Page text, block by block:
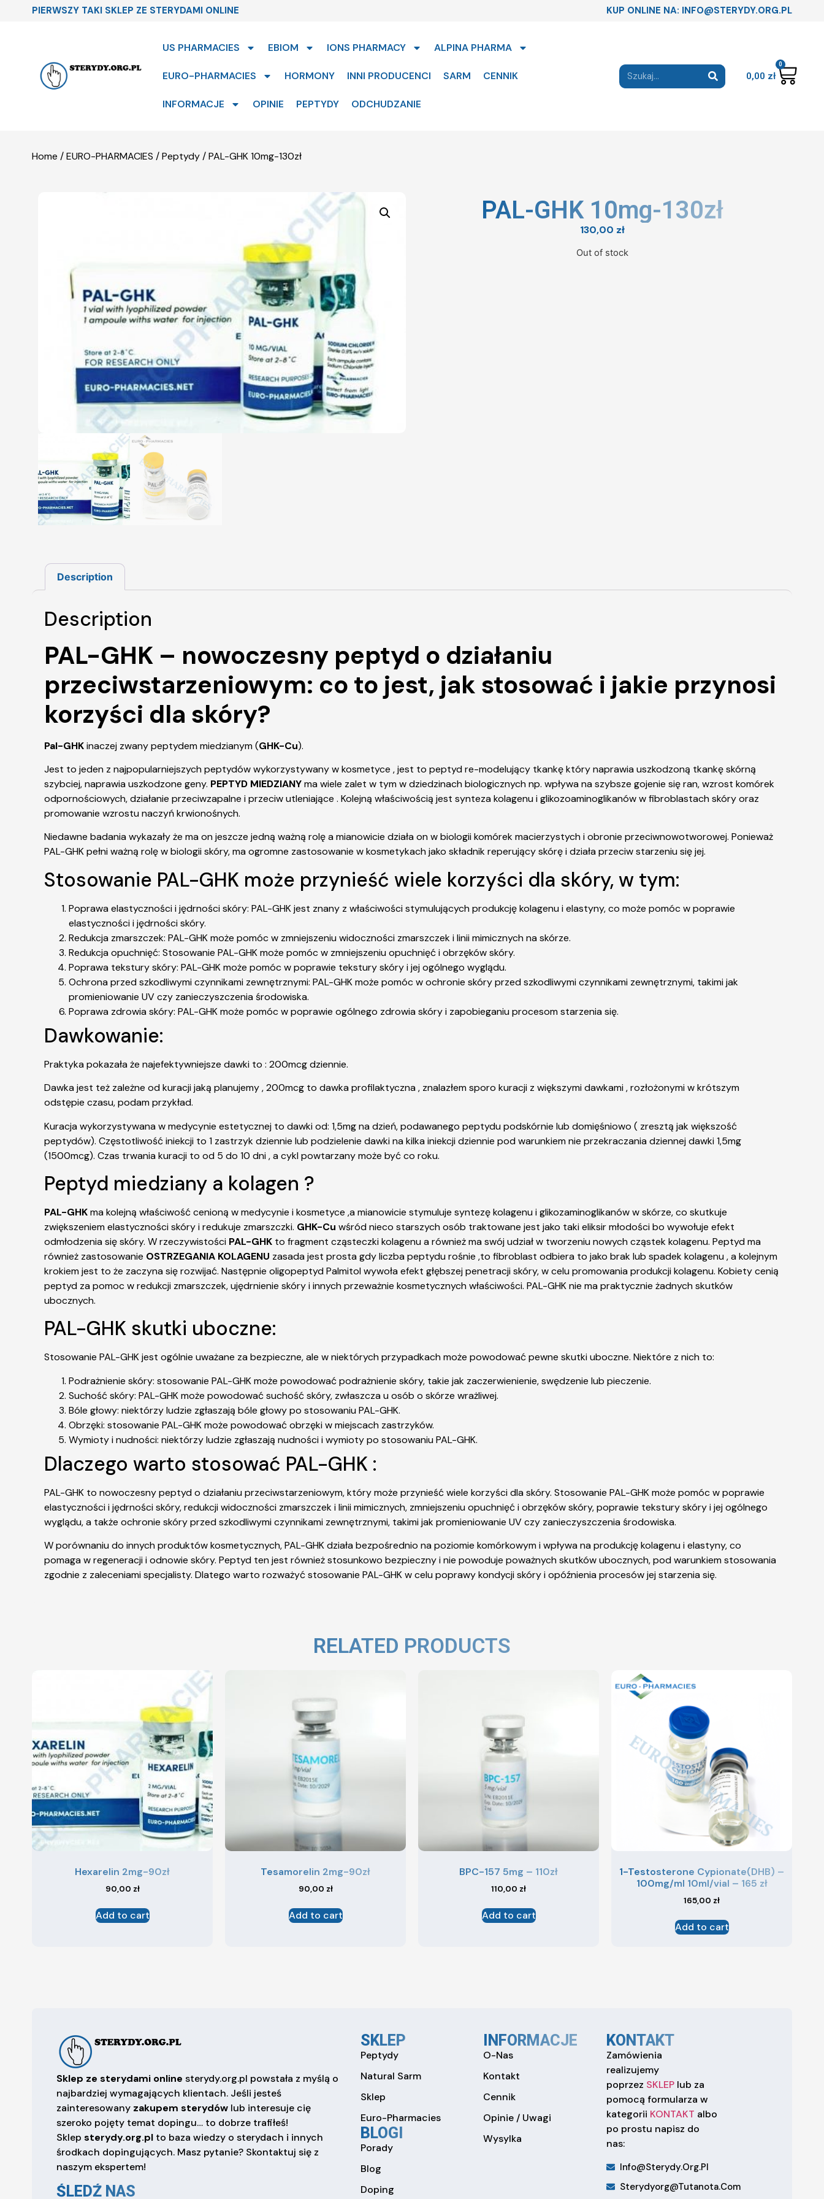
PIERWSZY TAKI SKLEP ZE STERYDAMI ONLINE KUP ONLINE NA: INFO@STERYDY.ORG.PL
US PHARMACIES EBIOM IONS PHARMACY ALPINA PHARMA
EURO-PHARMACIES HORMONY INNI PRODUCENCI SARM CENNIK
INFORMACJE OPINIE PEPTYDY ODCHUDZANIE
0,00 zł
0
Home /EURO-PHARMACIES /Peptydy/ PAL-GHK 10mg-130zł
PAL-GHK 10mg-130zł
130,00 zł
Out of stock
Description
Description
PAL-GHK – nowoczesny peptyd o działaniu
przeciwstarzeniowym: co to jest, jak stosować i jakie przynosi
korzyści dla skóry?
Pal-GHKinaczej zwany peptydem miedzianym (GHK-Cu).
Jest to jeden z najpopularniejszych peptydów wykorzystywany w kosmetyce , jest to peptyd re-modelujący tkankę który naprawia uszkodzoną tkankę skórną
szybciej, naprawia uszkodzone geny. PEPTYD MIEDZIANYma wiele zalet w tym w dziedzinach biologicznych np. wpływa na szybsze gojenie się ran, wzrost komórek
odpornościowych, działanie przeciwzapalne i przeciw utleniające . Kolejną właściwością jest synteza kolagenu i glikozoaminoglikanów w fibroblastach skóry oraz
promowanie wzrostu naczyń krwionośnych.
Niedawne badania wykazały że ma on jeszcze jedną ważną rolę a mianowicie działa on w biologii komórek macierzystych i obronie przeciwnowotworowej. Ponieważ
PAL-GHK pełni ważną rolę w biologii skóry, ma ogromne zastosowanie w kosmetykach jako składnik reperujący skórę i działa przeciw starzeniu się jej.
Stosowanie PAL-GHK może przynieść wiele korzyści dla skóry, w tym:
Poprawa elastyczności i jędrności skóry: PAL-GHK jest znany z właściwości stymulujących produkcję kolagenu i elastyny, co może pomóc w poprawie
elastyczności i jędrności skóry.
Redukcja zmarszczek: PAL-GHK może pomóc w zmniejszeniu widoczności zmarszczek i linii mimicznych na skórze.
Redukcja opuchnięć: Stosowanie PAL-GHK może pomóc w zmniejszeniu opuchnięć i obrzęków skóry.
Poprawa tekstury skóry: PAL-GHK może pomóc w poprawie tekstury skóry i jej ogólnego wyglądu.
Ochrona przed szkodliwymi czynnikami zewnętrznymi: PAL-GHK może pomóc w ochronie skóry przed szkodliwymi czynnikami zewnętrznymi, takimi jak
promieniowanie UV czy zanieczyszczenia środowiska.
Poprawa zdrowia skóry: PAL-GHK może pomóc w poprawie ogólnego zdrowia skóry i zapobieganiu procesom starzenia się.
Dawkowanie:
Praktyka pokazała że najefektywniejsze dawki to : 200mcg dziennie.
Dawka jest też zależne od kuracji jaką planujemy , 200mcg to dawka profilaktyczna , znalazłem sporo kuracji z większymi dawkami , rozłożonymi w krótszym
odstępie czasu, podam przykład.
Kuracja wykorzystywana w medycynie estetycznej to dawki od: 1,5mg na dzień, podawanego peptydu podskórnie lub domięśniowo ( zresztą jak większość
peptydów). Częstotliwość iniekcji to 1 zastrzyk dziennie lub podzielenie dawki na kilka iniekcji dziennie pod warunkiem nie przekraczania dziennej dawki 1,5mg
(1500mcg). Czas trwania kuracji to od 5 do 10 dni , a cykl powtarzany może być co roku.
Peptyd miedziany a kolagen ?
PAL-GHKma kolejną właściwość cenioną w medycynie i kosmetyce ,a mianowicie stymuluje syntezę kolagenu i glikozaminoglikanów w skórze, co skutkuje
zwiększeniem elastyczności skóry i redukuje zmarszczki. GHK-Cu wśród nieco starszych osób traktowane jest jako taki eliksir młodości bo wywołuje efekt
odmłodzenia się skóry. W rzeczywistości PAL-GHK to fragment cząsteczki kolagenu a również ma swój udział w tworzeniu nowych cząstek kolagenu. Peptyd ma
również zastosowanie OSTRZEGANIA KOLAGENU zasada jest prosta gdy liczba peptydu rośnie ,to fibroblast odbiera to jako brak lub spadek kolagenu , a kolejnym
krokiem jest to że zaczyna się rozwijać. Następnie oligopeptyd Palmitol wywoła efekt głębszej penetracji skóry, w celu promowania produkcji kolagenu. Kobiety cenią
peptyd za pomoc w redukcji zmarszczek, ujędrnienie skóry i innych przeważnie kosmetycznych właściwości. PAL-GHK nie ma praktycznie żadnych skutków
ubocznych.
PAL-GHK skutki uboczne:
Stosowanie PAL-GHK jest ogólnie uważane za bezpieczne, ale w niektórych przypadkach może powodować pewne skutki uboczne. Niektóre z nich to:
Podrażnienie skóry: stosowanie PAL-GHK może powodować podrażnienie skóry, takie jak zaczerwienienie, swędzenie lub pieczenie.
Suchość skóry: PAL-GHK może powodować suchość skóry, zwłaszcza u osób o skórze wrażliwej.
Bóle głowy: niektórzy ludzie zgłaszają bóle głowy po stosowaniu PAL-GHK.
Obrzęki: stosowanie PAL-GHK może powodować obrzęki w miejscach zastrzyków.
Wymioty i nudności: niektórzy ludzie zgłaszają nudności i wymioty po stosowaniu PAL-GHK.
Dlaczego warto stosować PAL-GHK :
PAL-GHK to nowoczesny peptyd o działaniu przeciwstarzeniowym, który może przynieść wiele korzyści dla skóry. Stosowanie PAL-GHK może pomóc w poprawie
elastyczności i jędrności skóry, redukcji widoczności zmarszczek i linii mimicznych, zmniejszeniu opuchnięć i obrzęków skóry, poprawie tekstury skóry i jej ogólnego
wyglądu, a także ochronie skóry przed szkodliwymi czynnikami zewnętrznymi, takimi jak promieniowanie UV czy zanieczyszczenia środowiska.
W porównaniu do innych produktów kosmetycznych, PAL-GHK działa bezpośrednio na poziomie komórkowym i wpływa na produkcję kolagenu i elastyny, co
pomaga w regeneracji i odnowie skóry. Peptyd ten jest również stosunkowo bezpieczny i nie powoduje poważnych skutków ubocznych, pod warunkiem stosowania
zgodnie z zaleceniami specjalisty. Dlatego warto rozważyć stosowanie PAL-GHK w celu poprawy kondycji skóry i opóźnienia procesów jej starzenia się.
RELATED PRODUCTS
Hexarelin 2mg-90zł
90,00 zł
Add to cart
Tesamorelin 2mg-90zł
90,00 zł
Add to cart
BPC-157 5mg – 110zł
110,00 zł
Add to cart
1-Testosterone Cypionate(DHB) –
100mg/ml 10ml/vial – 165 zł
165,00 zł
Add to cart
Sklep ze sterydami online sterydy.org.pl powstała z myślą o
najbardziej wymagających klientach. Jeśli jesteś
zainteresowany zakupem sterydów lub interesuje cię
szeroko pojęty temat dopingu… to dobrze trafiłeś!
Sklep sterydy.org.pl to baza wiedzy o sterydach i innych
środkach dopingujących. Masz pytanie? Skontaktuj się z
naszym ekspertem!
ŚLEDŹ NAS
SKLEP
Peptydy
Natural Sarm
Sklep
Euro-Pharmacies
BLOGI
Porady
Blog
Doping
INFORMACJE
O-Nas
Kontakt
Cennik
Opinie / Uwagi
Wysylka
KONTAKT
Zamówienia
realizujemy
poprzez SKLEPlub za
pomocą formularza w
kategorii KONTAKT albo
po prostu napisz do
nas:
Info@sterydy.org.pl
Sterydyorg@tutanota.com